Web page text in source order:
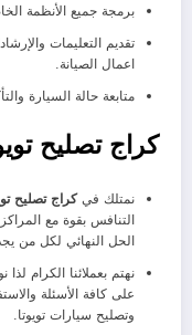
برمجة جميع الأنظمة
تقديم التعليمات
اعمال الصيانة.
متابعة حالة السيارة
كراج تصليح
نمتلك فيكراج تصليح
التنافس بقوة مع
الحل النهائي لكل من
نهتم بعملائنا الكرام
على كافة الأسئلة
وتصليح سيارات تويوتا.